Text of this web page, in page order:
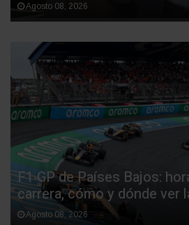
Agosto 08, 2026
F1 GP de Países Bajos:
carrera, cómo y dónde ver
Agosto 08, 2026